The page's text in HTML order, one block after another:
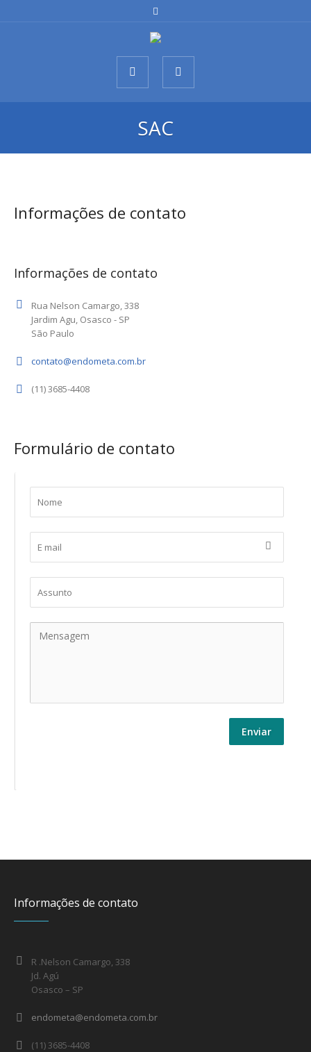
SAC
Informações de contato
Informações de contato
Rua Nelson Camargo, 338
Jardim Agu, Osasco - SP
São Paulo
contato@endometa.com.br
(11) 3685-4408
Formulário de contato
Enviar
Informações de contato
R .Nelson Camargo, 338
Jd. Agú
Osasco – SP
endometa@endometa.com.br
(11) 3685-4408